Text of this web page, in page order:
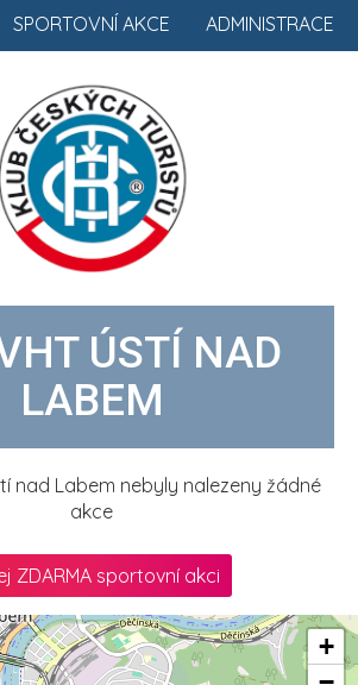
ADMINISTRACE
SPORTOVNÍ AKCE
ÚSTÍ NAD
LABEM
nad Labem nebyly nalezeny žádné
akce
ZDARMA sportovní akci
+